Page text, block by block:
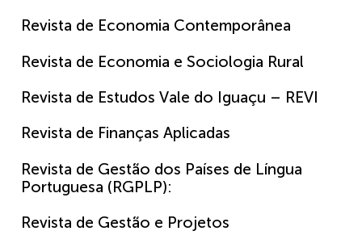
Revista de Economia Contemporânea
Revista de Economia e Sociologia Rural
Revista de Estudos Vale do Iguaçu – REVI
Revista de Finanças Aplicadas
Revista de Gestão dos Países de Língua
Portuguesa (RGPLP):
Revista de Gestão e Projetos